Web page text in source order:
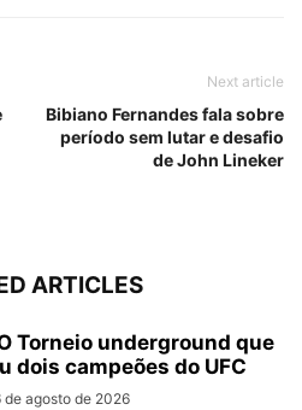
Next article
Bibiano Fernandes fala sobre
período sem lutar e desafio
de John Lineker
ARTICLES
Torneio underground que
dois campeões do UFC
de agosto de 2026